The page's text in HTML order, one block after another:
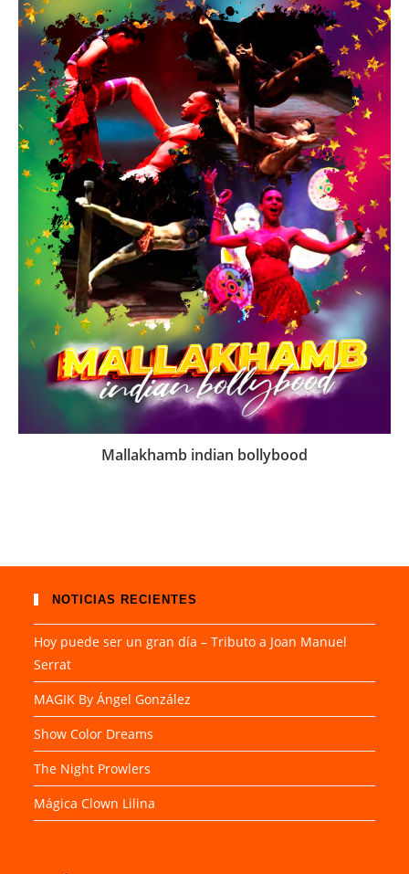
Mallakhamb indian bollybood
NOTICIAS RECIENTES
Hoy puede ser un gran día – Tributo a Joan Manuel
Serrat
MAGIK By Ángel González
Show Color Dreams
The Night Prowlers
Mágica Clown Lilina